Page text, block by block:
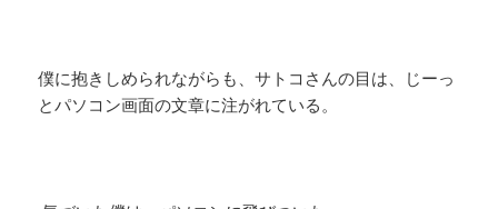
僕に抱きしめられながらも、サトコさんの目は、じーっ
とパソコン画面の文章に注がれている。